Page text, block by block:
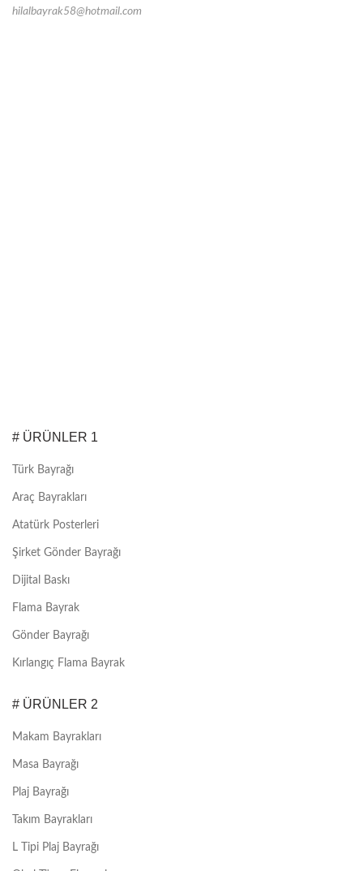
hilalbayrak58@hotmail.com
# ÜRÜNLER 1
Türk Bayrağı
Araç Bayrakları
Atatürk Posterleri
Şirket Gönder Bayrağı
Dijital Baskı
Flama Bayrak
Gönder Bayrağı
Kırlangıç Flama Bayrak
# ÜRÜNLER 2
Makam Bayrakları
Masa Bayrağı
Plaj Bayrağı
Takım Bayrakları
L Tipi Plaj Bayrağı